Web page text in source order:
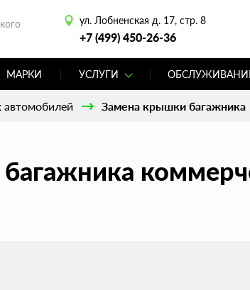
ул. Лобненская д. 17, стр. 8
+7 (499) 450-26-36
МАРКИ УСЛУГИ
автомобилей Замена крышки багажника